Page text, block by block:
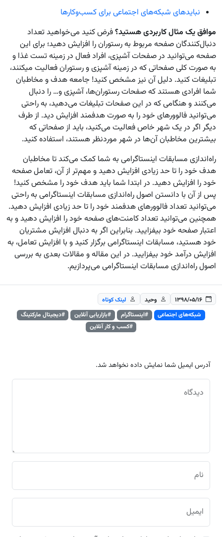
نباید‌های شبکه‌های اجتماعی برای کسب‌و‌کار‌ها
موافق یک مثال کاربردی هستید؟فرض کنید می‌خواهید تعداد
دنبال‌کنندگان صفحه مربوط به رستوران را افزایش دهید؛ برای این
صفحه می‌توانید در صفحات آشپزی، افراد فعال در زمینه تست غذا و
به صورت کلی صفحاتی که در زمینه آشپزی و رستوران فعالیت میکنند،
تبلیغات کنید. دلیل آن نیز مشخص کنید! جامعه هدف و مخاطبان
شما افرادی هستند که صفحات رستوران‌ها، آشپزی و… را دنبال
می‌کنند و هنگامی که در این صفحات تبلیغات می‌دهید، به راحتی
می‌توانید فالوورهای خود را به صورت هدفمند افزایش دید. از طرف
دیگر اگر در یک شهر خاص فعالیت می‌کنید، باید از صفحاتی که
بیشترین مخاطبان آن‌ها در شهر موردنظر هستند، استفاده کنید.
راه‌اندازی مسابقات اینستاگرامی به شما کمک می‌کند تا مخاطبان
هدف خود را تا حد زیادی افزایش دهید و مهم‌تر از آن، تعامل صفحه
خود را افزایش دهید. در ابتدا شما باید هدف خود را مشخص کنید!
پس از آن با دانستن اصول راه‌اندازی مسابقات اینستاگرامی به راحتی
می‌توانید تعداد فالوورهای هدفمند خود را تا حد زیادی افزایش دهید.
همچنین می‌توانید تعداد کامنت‌های صفحه خود را افزایش دهید و به
اعتبار صفحه خود بیفزایید. بنابراین اگر به دنبال افزایش مشتریان
خود هستید، مسابقات اینستاگرامی برگزار کنید و با افزایش تعامل، به
افزایش درآمد خود بیفزایید. در این مقاله و مقالات بعدی به بررسی
اصول راه‌اندازی مسابقات اینستاگرامی می‌پردازیم.
۱۳۹۸/۰۵/۱۶ وحید
لینک کوتاه
شبکه‌های اجتماعی
#اینستاگرام #بازاریابی آنلاین
#دیجیتال مارکتینگ
#کسب و کار آنلاین
آدرس ایمیل شما نمایش داده نخواهد شد.
دیدگاه
نام
ایمیل